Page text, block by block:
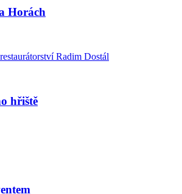
Horách
Radim Dostál
hřiště